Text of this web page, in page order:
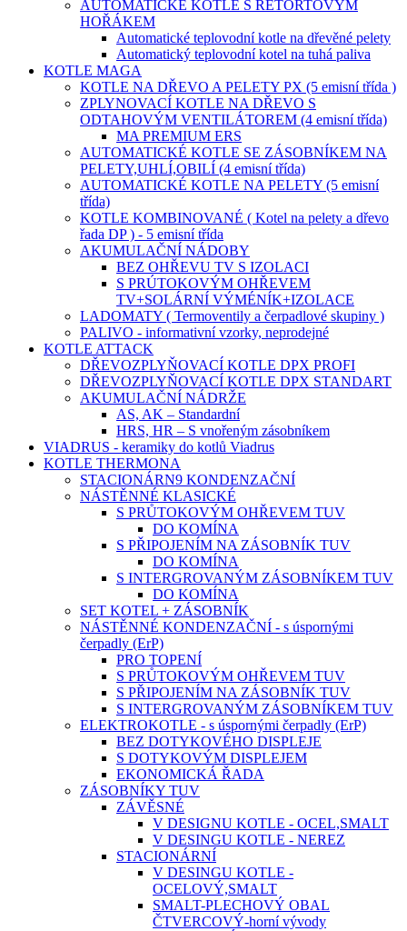
AUTOMATICKÉ KOTLE S RETORTOVÝM
HOŘÁKEM
Automatické teplovodní kotle na dřevěné pelety
Automatický teplovodní kotel na tuhá paliva
KOTLE MAGA
KOTLE NA DŘEVO A PELETY PX (5 emisní třída )
ZPLYNOVACÍ KOTLE NA DŘEVO S
ODTAHOVÝM VENTILÁTOREM (4 emisní třída)
MA PREMIUM ERS
AUTOMATICKÉ KOTLE SE ZÁSOBNÍKEM NA
PELETY,UHLÍ,OBILÍ (4 emisní třída)
AUTOMATICKÉ KOTLE NA PELETY (5 emisní
třída)
KOTLE KOMBINOVANÉ ( Kotel na pelety a dřevo
řada DP ) - 5 emisní třída
AKUMULAČNÍ NÁDOBY
BEZ OHŘEVU TV S IZOLACI
S PRÚTOKOVÝM OHŘEVEM
TV+SOLÁRNÍ VÝMÉNÍK+IZOLACE
LADOMATY ( Termoventily a čerpadlové skupiny )
PALIVO - informativní vzorky, neprodejné
KOTLE ATTACK
DŘEVOZPLYŇOVACÍ KOTLE DPX PROFI
DŘEVOZPLYŇOVACÍ KOTLE DPX STANDART
AKUMULAČNÍ NÁDRŽE
AS, AK – Standardní
HRS, HR – S vnořeným zásobníkem
VIADRUS - keramiky do kotlů Viadrus
KOTLE THERMONA
STACIONÁRN9 KONDENZAČNÍ
NÁSTĚNNÉ KLASICKÉ
S PRŮTOKOVÝM OHŘEVEM TUV
DO KOMÍNA
S PŘIPOJENÍM NA ZÁSOBNÍK TUV
DO KOMÍNA
S INTERGROVANÝM ZÁSOBNÍKEM TUV
DO KOMÍNA
SET KOTEL + ZÁSOBNÍK
NÁSTĚNNÉ KONDENZAČNÍ - s úspornými
čerpadly (ErP)
PRO TOPENÍ
S PRŮTOKOVÝM OHŘEVEM TUV
S PŘIPOJENÍM NA ZÁSOBNÍK TUV
S INTERGROVANÝM ZÁSOBNÍKEM TUV
ELEKTROKOTLE - s úspornými čerpadly (ErP)
BEZ DOTYKOVÉHO DISPLEJE
S DOTYKOVÝM DISPLEJEM
EKONOMICKÁ ŘADA
ZÁSOBNÍKY TUV
ZÁVĚSNÉ
V DESIGNU KOTLE - OCEL,SMALT
V DESINGU KOTLE - NEREZ
STACIONÁRNÍ
V DESINGU KOTLE -
OCELOVÝ,SMALT
SMALT-PLECHOVÝ OBAL
ČTVERCOVÝ-horní vývody